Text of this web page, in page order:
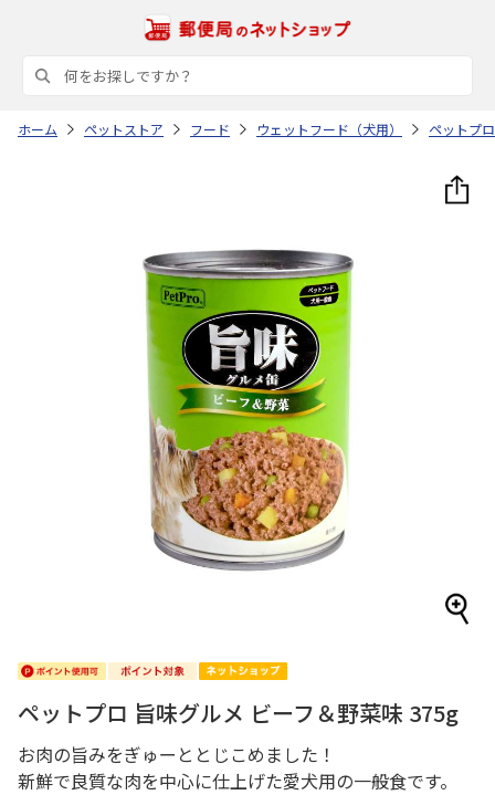
ホーム ペットストア フード ウェットフード（犬用） ペットプ
ペットプロ 旨味グルメ ビーフ＆野菜味 375g
お肉の旨みをぎゅーととじこめました！
新鮮で良質な肉を中心に仕上げた愛犬用の一般食です。